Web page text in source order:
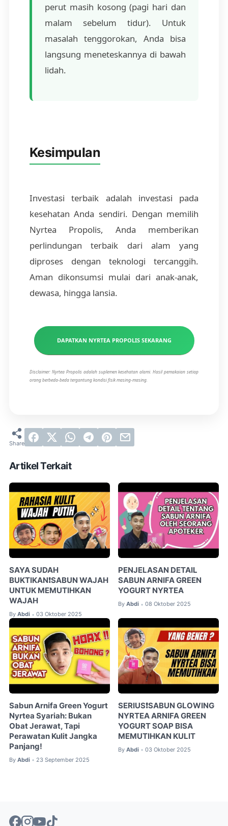
perut masih kosong (pagi hari dan
malam sebelum tidur). Untuk
masalah tenggorokan, Anda bisa
langsung meneteskannya di bawah
lidah.
Kesimpulan
Investasi terbaik adalah investasi pada
kesehatan Anda sendiri. Dengan memilih
Nyrtea Propolis, Anda memberikan
perlindungan terbaik dari alam yang
diproses dengan teknologi tercanggih.
Aman dikonsumsi mulai dari anak-anak,
dewasa, hingga lansia.
DAPATKAN NYRTEA PROPOLIS SEKARANG
Disclaimer: Nyrtea Propolis adalah suplemen kesehatan alami. Hasil pemakaian setiap
orang berbeda-beda tergantung kondisi fisik masing-masing.
Artikel Terkait
SAYA SUDAH
BUKTIKAN❗SABUN WAJAH
UNTUK MEMUTIHKAN
WAJAH
By Abdi • 03 Oktober 2025
PENJELASAN DETAIL
SABUN ARNIFA GREEN
YOGURT NYRTEA
By Abdi • 08 Oktober 2025
Sabun Arnifa Green Yogurt
Nyrtea Syariah: Bukan
Obat Jerawat, Tapi
Perawatan Kulit Jangka
Panjang!
By Abdi • 23 September 2025
SERIUS❗SABUN GLOWING
NYRTEA ARNIFA GREEN
YOGURT SOAP BISA
MEMUTIHKAN KULIT
By Abdi • 03 Oktober 2025